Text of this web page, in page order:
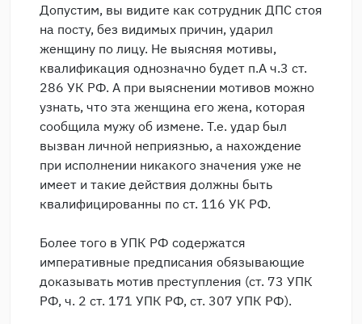
Допустим, вы видите как сотрудник ДПС стоя
на посту, без видимых причин, ударил
женщину по лицу. Не выясняя мотивы,
квалификация однозначно будет п.А ч.3 ст.
286 УК РФ. А при выяснении мотивов можно
узнать, что эта женщина его жена, которая
сообщила мужу об измене. Т.е. удар был
вызван личной неприязнью, а нахождение
при исполнении никакого значения уже не
имеет и такие действия должны быть
квалифицированны по ст. 116 УК РФ.
Более того в УПК РФ содержатся
императивные предписания обязывающие
доказывать мотив преступления (ст. 73 УПК
РФ, ч. 2 ст. 171 УПК РФ, ст. 307 УПК РФ).